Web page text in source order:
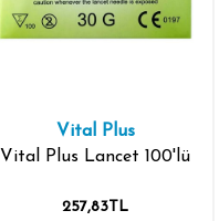
Vital Plus
Vital Plus Lancet 100'lü
257,83TL